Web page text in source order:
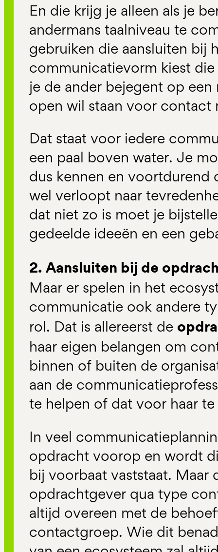
En die krijg je alleen als je
andermans taalniveau te
gebruiken die aansluiten bij
communicatievorm kiest
je de ander bejegent op
open wil staan voor contact
Dat staat voor iedere
een paal boven water. Je
dus kennen en
wel verloopt naar
dat niet zo is moet je
gedeelde ideeën en een
2. Aansluiten bij de
Maar er spelen in het
communicatie ook andere
rol. Dat is allereerst de
haar eigen belangen om
binnen of buiten de
aan de
te helpen of dat voor haar
In veel
opdracht voorop en wordt
bij voorbaat vaststaat. Maar
opdrachtgever qua type
altijd overeen met de
contactgroep. Wie dit